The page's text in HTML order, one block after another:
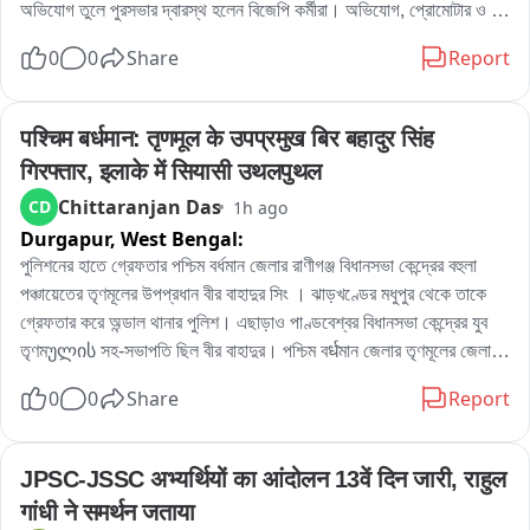
অভিযোগ তুলে পুরসভার দ্বারস্থ হলেন বিজেপি কর্মীরা। অভিযোগ, প্রোমোটার ও
হচ্ছে, বাড়ছে দুর্ঘটনার আশঙ্কাও। বিষয়টি নিয়ে পুরসভায় লিখিত অভিযোগ জমা
এলাকার বিজেপি কর্মী রোহিত দে জানান, এলাকাবাসীর অভিযোগের ভিত্তিতেই তাঁরা
পুরসভায় স্মারকলিপি জমা দিয়েছেন। তাঁর দাবি, নির্মাণসামগ্রী মাসের পর মাস রাস্তার
উপর পড়ে থাকায় রাস্তা কার্যত সরু হয়ে গিয়েছে। বর্ষাকালে বালি ও অন্যান্য সামগ্রী
নিকাশি ব্যবস্থা আটকে দিচ্ছে, ফলে জল জমার সমস্যাও বাড়ছে। রাতের অন্ধকারে
ভারী ডাম্পার ও লরিতে মালপত্র নামানোর ফলে রাস্তারও ক্ষতি হচ্ছে বলে অভিযোগ
করেন তিনি। প্রশাসনের তরফে প্রয়োজনীয় ব্যবস্থা নেওয়ার দাবি জানিয়ে তিনি
বলেন, আইনি পথেই এই সমস্যার সমাধান চান তাঁরা。
অন্যদিকে আর এক বিজেপি কর্মী অভিজিৎ বিশ্বাসের অভিযোগ, দীর্ঘদিন ধরে এই
পরিস্থিতি চললেও কোনও কার্যকর পদক্ষেপ নেওয়া হয়নি। তাঁর দাবি, নির্মাণস্থলে বড়
আশঙ্কা রয়েছে। নিত্যদিন ছোটখাটো দুর্ঘটনাও ঘটছে। 그는 অভিযোগ করেন,
দ্রুত ব্যবস্থা নিয়ে রাস্তা দখলমুক্ত ও নিরাপদ করার আবেদন জানান তিনি。
বিজেপির দাবি, রাস্তা থেকে অবিলম্বে নির্মাণসামগ্রী সরিয়ে স্বাভাবিক যান চলাচল
নিশ্চিত করতে হবে এবং ভবিষ্যতে যাতে জনসাধারণের ভোগান্তি না হয়, সে বিষয়ে
0 0 Share Report
पश्चिम बर्धमान: तृणमूल के उपप्रमुख बिर बहादुर सिंह
गिरफ्तार, इलाके में सियासी उथलपुथल
CD Chittaranjan Das 1h ago
Durgapur, West Bengal:
পুলিশনের হাতে গ্রেফতার পশ্চিম বর্ধমান জেলার রাণীগঞ্জ বিধানসভা কেন্দ্রের বহুলা
পঞ্চায়েতের তৃণমূলের উপপ্রধান বীর বাহাদুর সিং । ঝাড়খণ্ডের মধুপুর থেকে তাকে
গ্রেফতার করে অন্ডাল থানার পুলিশ। এছাড়াও পাণ্ডবেশ্বর বিধানসভা কেন্দ্রের যুব
তৃণমულის সহ-সভাপতি ছিল বীর বাহাদুর। পশ্চিম বर्धমান জেলার তৃণমূলের জেলা
বলেও পরিচিত ছিল এই বীর বাহাদুর। এলাকায় সন্ত্রাস তোলাবাজি সহ একাধিক
0 0 Share Report
JPSC-JSSC अभ्यर्थियों का आंदोलन 13वें दिन जारी, राहुल
गांधी ने समर्थन जताया